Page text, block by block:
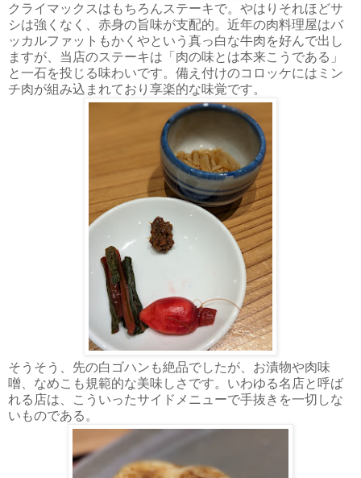
クライマックスはもちろんステーキで。やはりそれほどサ
シは強くなく、赤身の旨味が支配的。近年の肉料理屋はバ
ッカルファットもかくやという真っ白な牛肉を好んで出し
ますが、当店のステーキは「肉の味とは本来こうである」
と一石を投じる味わいです。備え付けのコロッケにはミン
チ肉が組み込まれており享楽的な味覚です。
そうそう、先の白ゴハンも絶品でしたが、お漬物や肉味
噌、なめこも規範的な美味しさです。いわゆる名店と呼ば
れる店は、こういったサイドメニューで手抜きを一切しな
いものである。